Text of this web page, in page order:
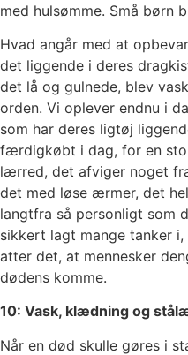
med hulsømme. Små børn
Hvad angår med at
det liggende i deres
det lå og gulnede, blev
orden. Vi oplever endnu i
som har deres ligtøj
færdigkøbt i dag, for en
lærred, det afviger noget
det med løse ærmer, det
langtfra så personligt som
sikkert lagt mange tanker
atter det, at mennesker
dødens komme.
10: Vask, klædning og
Når en død skulle gøres i